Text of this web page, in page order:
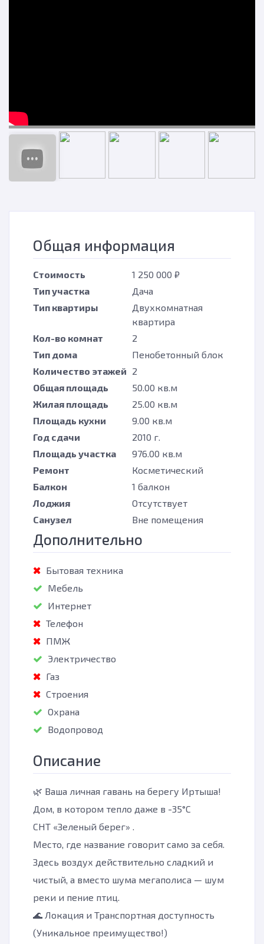
Общая информация
Стоимость
1 250 000 ₽
Тип участка
Дача
Тип квартиры
Двухкомнатная
квартира
Кол-во комнат
2
Тип дома
Пенобетонный блок
Количество этажей 2
Общая площадь
50.00 кв.м
Жилая площадь
25.00 кв.м
Площадь кухни
9.00 кв.м
Год сдачи
2010 г.
Площадь участка
976.00 кв.м
Ремонт
Косметический
Балкон
1 балкон
Лоджия
Отсутствует
Санузел
Вне помещения
Дополнительно
Бытовая техника
Мебель
Интернет
Телефон
ПМЖ
Электричество
Газ
Строения
Охрана
Водопровод
Описание
🌿 Ваша личная гавань на берегу Иртыша!
Дом, в котором тепло даже в -35°C
СНТ «Зеленый берег» .
Место, где название говорит само за себя.
Здесь воздух действительно сладкий и
чистый, а вместо шума мегаполиса — шум
реки и пение птиц.
🌊 Локация и Транспортная доступность
(Уникальное преимущество!)